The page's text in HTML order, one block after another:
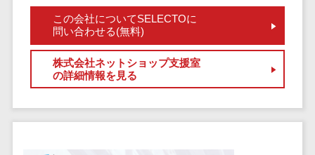
ETLツール> 音声合成ツール>
AI翻訳サービス>
アノテーションツール>
データ化サービス>
キュリティカメ
ラ
メールセキュ
リティ
この会社についてSELECTOに
問い合わせる(無料)
株式会社ネットショップ支援室
の詳細情報を見る